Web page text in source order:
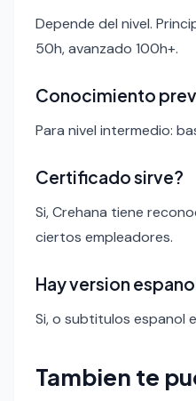
Depende del nivel.
50h, avanzado 100h+.
Conocimiento
Para nivel intermedio:
Certificado sirve?
Si, Crehana tiene
ciertos empleadores.
Hay version
Si, o subtitulos espanol
Tambien te